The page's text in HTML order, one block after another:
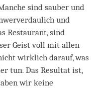
sind sauber und
und
Restaurant, sind
Geist voll mit allen
wirklich darauf, was
tun. Das Resultat ist,
wir keine